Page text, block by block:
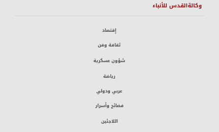
وكالةالقدس للأنباء
إقتصاد
ثقافة وفن
شؤون عسكرية
رياضة
عربي ودولي
فضائح وأسرار
اللاجئين